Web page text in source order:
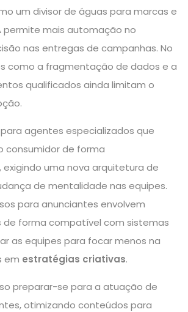
um divisor de águas para marcas e
permite mais automação no
nas entregas de campanhas. No
como a fragmentação de dados e a
qualificados ainda limitam o
agentes especializados que
consumidor de forma
, exigindo uma nova arquitetura de
de mentalidade nas equipes.
para anunciantes envolvem
de forma compatível com sistemas
as equipes para focar menos na
em estratégias criativas.
preparar-se para a atuação de
otimizando conteúdos para